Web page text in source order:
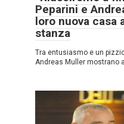
Peparini e
loro nuova casa
stanza
Tra entusiasmo e un
Andreas Muller mostrano